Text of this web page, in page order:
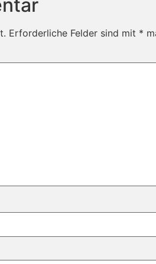
Erforderliche Felder sind mit *